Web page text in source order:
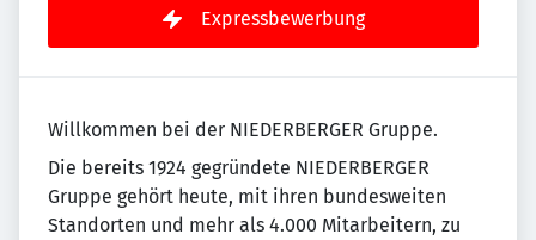
Expressbewerbung
Willkommen bei der NIEDERBERGER Gruppe.
Die bereits 1924 gegründete NIEDERBERGER
Gruppe gehört heute, mit ihren bundesweiten
Standorten und mehr als 4.000 Mitarbeitern, zu